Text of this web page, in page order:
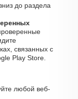
до раздела
связанных с
Play Store.
любой веб-